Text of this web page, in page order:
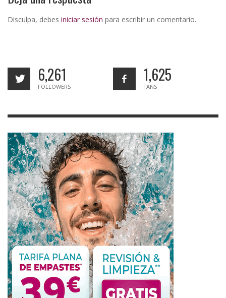
Disculpa, debes iniciar sesión para escribir un comentario.
6,261
FOLLOWERS
1,625
FANS